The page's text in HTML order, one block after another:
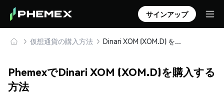
サインアップ
仮想通貨の購入方法 Dinari XOM (XOM.D) を安全に購入・保管
PhemexでDinari XOM (XOM.D)を購入する
方法